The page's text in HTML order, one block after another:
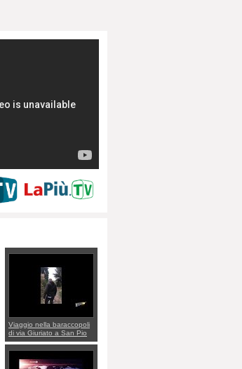
Viaggio nella baraccopoli
di via Giuriato a San Pio
X. Vicenza ai Vicentini:
“faremo un regalo di
Natale ai residenti”